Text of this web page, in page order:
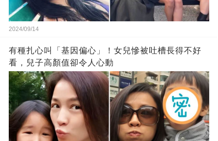
2024/09/14
有種扎心叫「基因偏心」！女兒慘被吐槽長得不好
看，兒子高顏值卻令人心動